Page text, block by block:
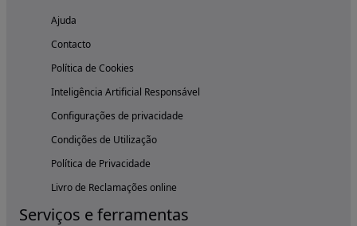
Ajuda
Contacto
Política de Cookies
Inteligência Artificial Responsável
Configurações de privacidade
Condições de Utilização
Política de Privacidade
Livro de Reclamações online
Serviços e ferramentas